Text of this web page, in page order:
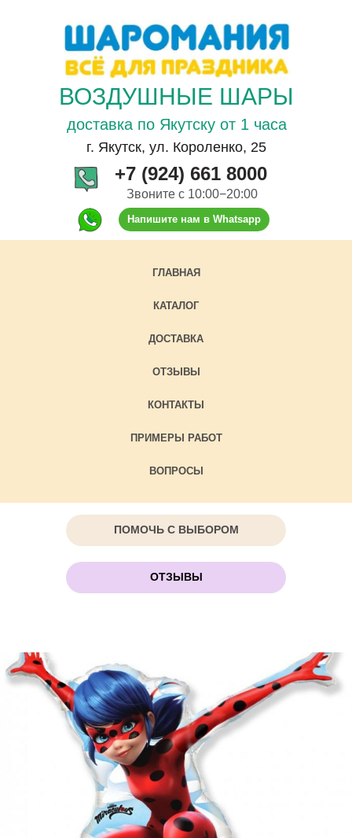
ВОЗДУШНЫЕ ШАРЫ
доставка по Якутску от 1 часа
г. Якутск, ул. Короленко, 25
+7 (924) 661 8000
Напишите нам в Whatsapp
Звоните с 10:00−20:00
ГЛАВНАЯ
КАТАЛОГ
ДОСТАВКА
ОТЗЫВЫ
КОНТАКТЫ
ПРИМЕРЫ РАБОТ
ВОПРОСЫ
ПОМОЧЬ С ВЫБОРОМ
ОТЗЫВЫ